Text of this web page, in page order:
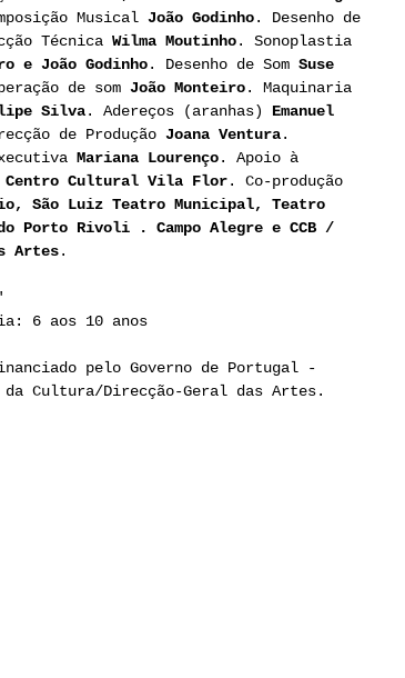
Musical João Godinho. Desenho de
Técnica Wilma Moutinho. Sonoplastia
e João Godinho. Desenho de Som Suse
de som João Monteiro. Maquinaria
Silva. Adereços (aranhas) Emanuel
de Produção Joana Ventura.
Mariana Lourenço. Apoio à
Centro Cultural Vila Flor. Co-produção
São Luiz Teatro Municipal, Teatro
Porto Rivoli . Campo Alegre e CCB /
Artes.
6 aos 10 anos
pelo Governo de Portugal -
Cultura/Direcção-Geral das Artes.